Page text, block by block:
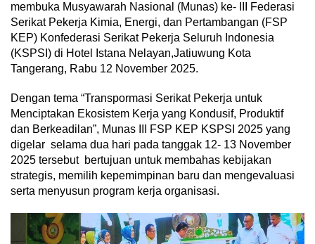
membuka Musyawarah Nasional (Munas) ke- III Federasi
Serikat Pekerja Kimia, Energi, dan Pertambangan (FSP
KEP) Konfederasi Serikat Pekerja Seluruh Indonesia
(KSPSI) di Hotel Istana Nelayan,Jatiuwung Kota
Tangerang, Rabu 12 November 2025.
Dengan tema “Transpormasi Serikat Pekerja untuk
Menciptakan Ekosistem Kerja yang Kondusif, Produktif
dan Berkeadilan”, Munas III FSP KEP KSPSI 2025 yang
digelar selama dua hari pada tanggak 12- 13 November
2025 tersebut bertujuan untuk membahas kebijakan
strategis, memilih kepemimpinan baru dan mengevaluasi
serta menyusun program kerja organisasi.